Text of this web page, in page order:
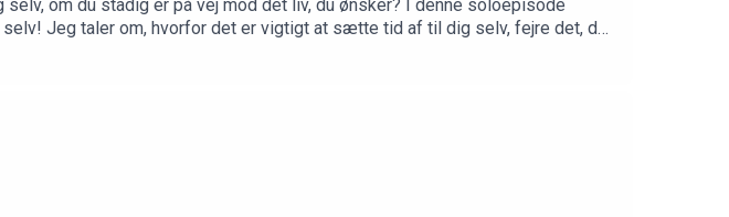
om du stadig er på vej mod det liv, du ønsker? I denne soloepisode
Jeg taler om, hvorfor det er vigtigt at sætte tid af til dig selv, fejre det, du
plan for resten af året. Husk på, det er kun os selv der kan skabe det
drøm''Consistency Over Ambition: Derfor når de fleste aldrig deres mål med